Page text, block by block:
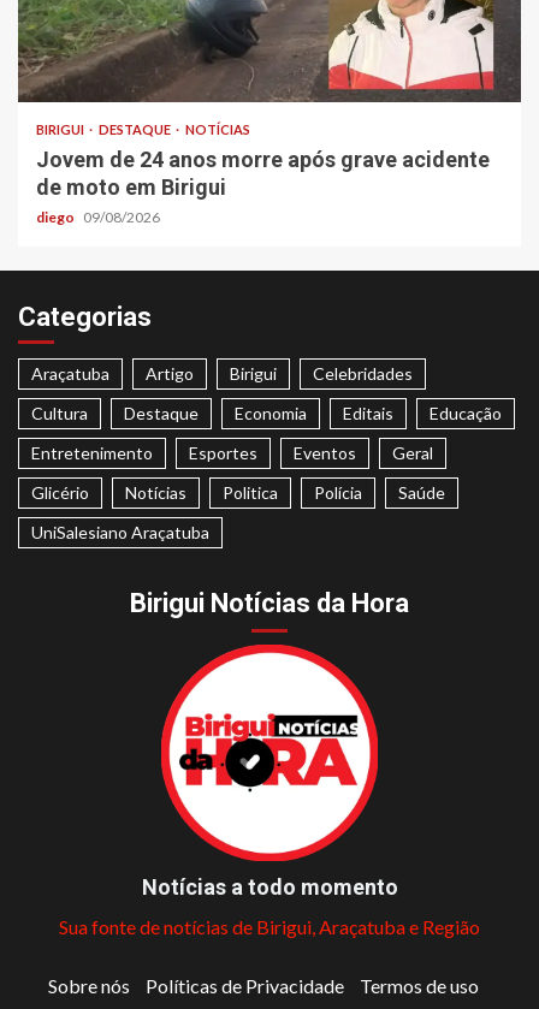
BIRIGUI DESTAQUE NOTÍCIAS
Jovem de 24 anos morre após grave acidente
de moto em Birigui
diego 09/08/2026
Categorias
Araçatuba Artigo Birigui
Celebridades
Cultura
Destaque Economia Editais
Educação
Entretenimento
Esportes Eventos
Geral
Glicério
Notícias Politica Polícia
Saúde
UniSalesiano Araçatuba
Birigui Notícias da Hora
Notícias a todo momento
Sua fonte de notícias de Birigui, Araçatuba e Região
Sobre nós Políticas de Privacidade
Termos de uso